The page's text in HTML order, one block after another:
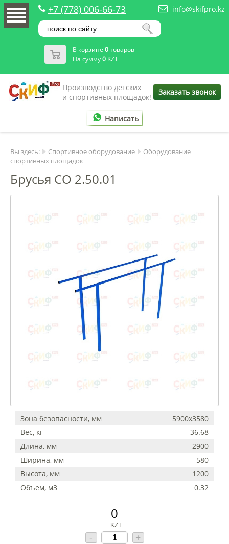
+7 (778) 006-66-73 info@skifpro.kz
В корзине 0товаров
На сумму0 KZT
Производство детских
и спортивных площадок!
Заказать звонок
Написать
Вы здесь: Спортивное оборудование
Оборудование
спортивных площадок
Брусья СО 2.50.01
Зона безопасности, мм
5900х3580
Вес, кг
36.68
Длина, мм
2900
Ширина, мм
580
Высота, мм
1200
Объем, м3
0.32
0
KZT
- +